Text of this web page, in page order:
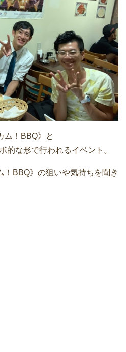
ム！BBQ》と
な形で行われるイベント。
！BBQ》の狙いや気持ちを聞き